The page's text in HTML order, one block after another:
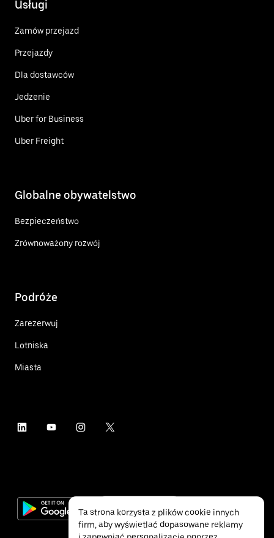
Usługi
Zamów przejazd
Przejazdy
Dla dostawców
Jedzenie
Uber for Business
Uber Freight
Globalne obywatelstwo
Bezpieczeństwo
Zrównoważony rozwój
Podróże
Zarezerwuj
Lotniska
Miasta
Ta strona korzysta z plików cookie innych
firm, aby wyświetlać dopasowane reklamy